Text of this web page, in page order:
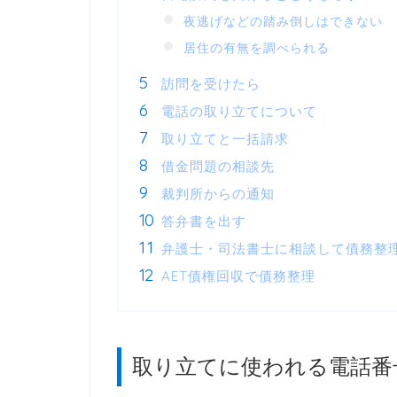
夜逃げなどの踏み倒しはできない
居住の有無を調べられる
訪問を受けたら
電話の取り立てについて
取り立てと一括請求
借金問題の相談先
裁判所からの通知
答弁書を出す
弁護士・司法書士に相談して債務整
AET債権回収で債務整理
取り立てに使われる電話番